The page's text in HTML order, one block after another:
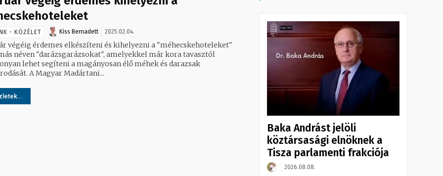
- KÖZÉLET Kiss Bernadett 2025.02.04.
végéig érdemes elkészíteni és kihelyezni a "méhecskehoteleket"
néven "darázsgarázsokat", amelyekkel már kora tavasztól
lehet segíteni a magányosan élő méhek és darazsak
A Magyar Madártani...
Baka Andrást jelöli
köztársasági elnöknek a
Tisza parlamenti frakciója
2026.08.08.